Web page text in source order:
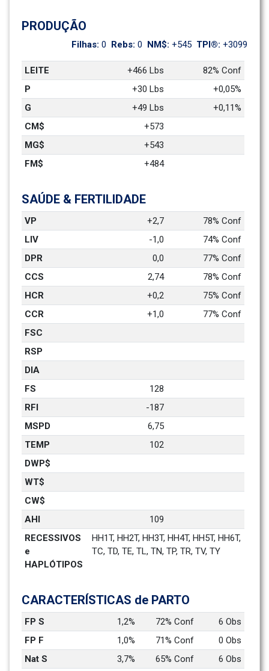
PRODUÇÃO
Filhas: 0 Rebs: 0 NM$: +545 TPI®: +3099
LEITE +466 Lbs
82% Conf
P
+30 Lbs
+0,05%
G
+49 Lbs
+0,11%
CM$
+573
MG$
+543
FM$
+484
SAÚDE & FERTILIDADE
VP +2,7
78% Conf
LIV
-1,0
74% Conf
DPR
0,0
77% Conf
CCS
2,74
78% Conf
HCR
+0,2
75% Conf
CCR
+1,0
77% Conf
FSC
RSP
DIA
FS
128
RFI
-187
MSPD
6,75
TEMP
102
DWP$
WT$
CW$
AHI
109
RECESSIVOS
e
HAPLÓTIPOS
HH1T, HH2T, HH3T, HH4T, HH5T, HH6T,
TC, TD, TE, TL, TN, TP, TR, TV, TY
CARACTERÍSTICAS de PARTO
FP S 1,2% 72% Conf
6 Obs
FP F
1,0% 71% Conf
0 Obs
Nat S
3,7% 65% Conf
6 Obs